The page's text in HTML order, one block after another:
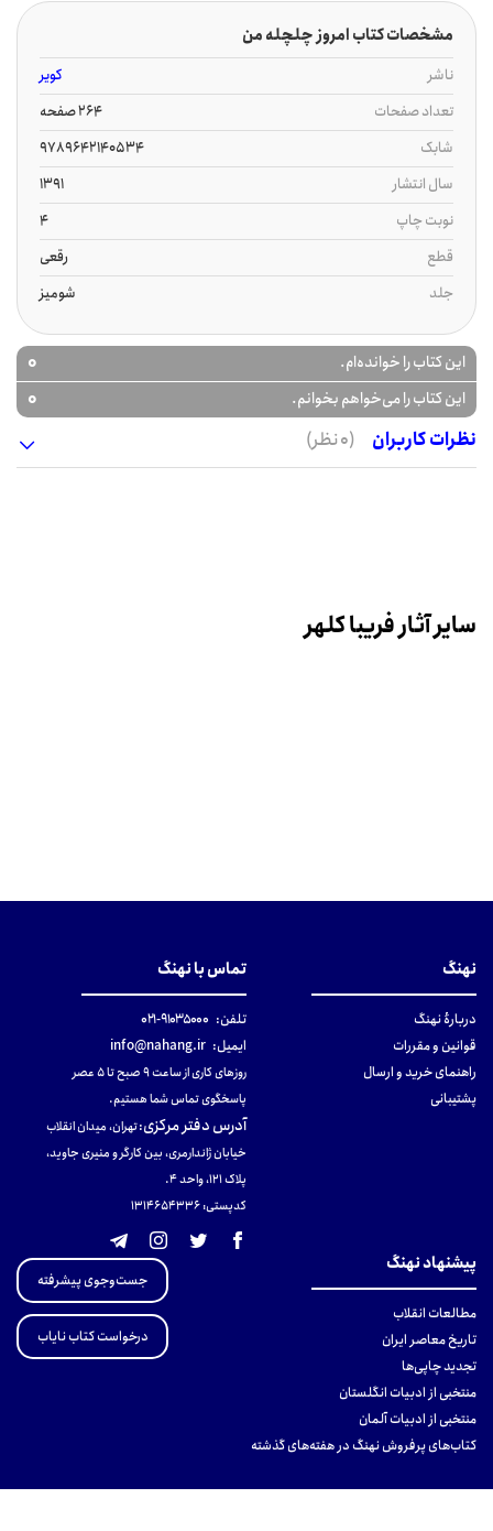
مشخصات کتاب امروز چلچله من
ناشر
کویر
تعداد صفحات
264 صفحه
شابک
9789642140534
سال انتشار
1391
نوبت چاپ
4
قطع
رقعی
جلد
شومیز
این کتاب را خوانده‌ام. 0
این کتاب را می‌خواهم بخوانم.
0
نظرات کاربران
(0 نظر)
سایر آثار فریبا کلهر
نهنگ
دربارهٔ نهنگ
قوانین و مقررات
راهنمای خرید و ارسال
پشتیبانی
تماس با نهنگ
تلفن: ۹۱۰۳۵۰۰۰-۰۲۱
ایمیل: info@nahang.ir
روزهای کاری از ساعت ۹ صبح تا ۵ عصر
پاسخگوی تماس شما هستیم.
آدرس دفتر مرکزی:تهران، میدان انقلاب
خیابان ژاندارمری، بین کارگر و منیری جاوید،
پلاک 121، واحد ۴.
کدپستی: 131465433۶
پیشنهاد نهنگ
مطالعات انقلاب
تاریخ معاصر ایران
تجدید چاپی‌ها
منتخبی از ادبیات انگلستان
منتخبی از ادبیات آلمان
کتاب‌های پرفروش نهنگ در هفته‌های گذشته
جست‌وجوی پیشرفته
درخواست کتاب نایاب